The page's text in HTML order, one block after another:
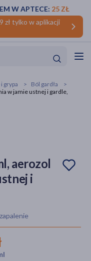
zł tylko w aplikacji
W APTECE: 25 ZŁ
grypa
Ból gardła
w jamie ustnej i gardle,
aerozol
i